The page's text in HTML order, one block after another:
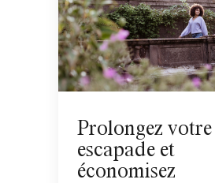
Prolongez votre
escapade et
économisez